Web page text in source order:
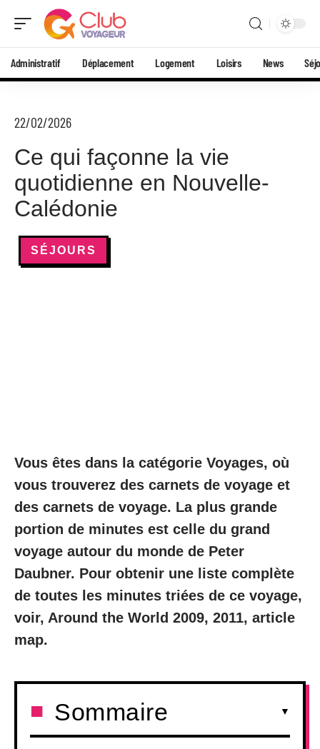
Administratif Déplacement Logement Loisirs News
22/02/2026
Ce qui façonne la vie
quotidienne en Nouvelle-
Calédonie
SÉJOURS
Vous êtes dans la catégorie Voyages, où
vous trouverez des carnets de voyage et
des carnets de voyage. La plus grande
portion de minutes est celle du grand
voyage autour du monde de Peter
Daubner. Pour obtenir une liste complète
de toutes les minutes triées de ce voyage,
voir, Around the World 2009, 2011, article
map.
Sommaire